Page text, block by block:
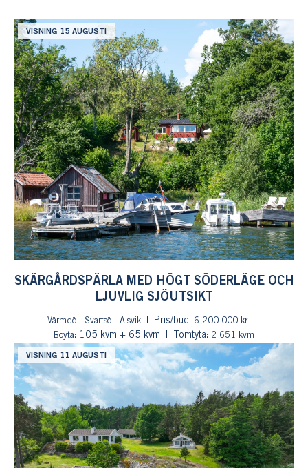
VISNING 15 AUGUSTI
SKÄRGÅRDSPÄRLA MED HÖGT SÖDERLÄGE OCH
LJUVLIG SJÖUTSIKT
Värmdö - Svartsö - Alsvik Pris/bud: 6 200 000 kr
Boyta: 105 kvm + 65 kvm Tomtyta: 2 651 kvm
VISNING 11 AUGUSTI